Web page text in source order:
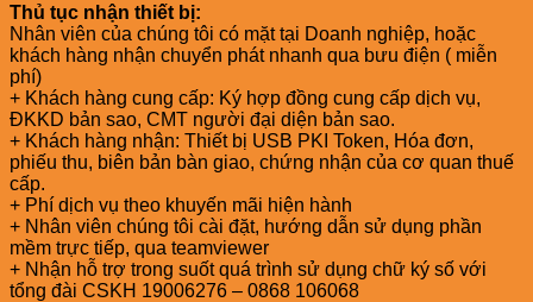
Thủ tục nhận thiết bị:
Nhân viên của chúng tôi có mặt tại Doanh nghiệp, hoặc
khách hàng nhận chuyển phát nhanh qua bưu điện ( miễn
phí)
+ Khách hàng cung cấp: Ký hợp đồng cung cấp dịch vụ,
ĐKKD bản sao, CMT người đại diện bản sao.
+ Khách hàng nhận: Thiết bị USB PKI Token, Hóa đơn,
phiếu thu, biên bản bàn giao, chứng nhận của cơ quan thuế
cấp.
+ Phí dịch vụ theo khuyến mãi hiện hành
+ Nhân viên chúng tôi cài đặt, hướng dẫn sử dụng phần
mềm trực tiếp, qua teamviewer
+ Nhận hỗ trợ trong suốt quá trình sử dụng chữ ký số với
tổng đài CSKH 19006276 – 0868 106068